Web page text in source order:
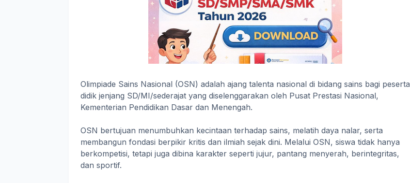
Olimpiade Sains Nasional (OSN) adalah ajang talenta nasional di bidang sains bagi peserta
didik jenjang SD/MI/sederajat yang diselenggarakan oleh Pusat Prestasi Nasional,
Kementerian Pendidikan Dasar dan Menengah.
OSN bertujuan menumbuhkan kecintaan terhadap sains, melatih daya nalar, serta
membangun fondasi berpikir kritis dan ilmiah sejak dini. Melalui OSN, siswa tidak hanya
berkompetisi, tetapi juga dibina karakter seperti jujur, pantang menyerah, berintegritas,
dan sportif.